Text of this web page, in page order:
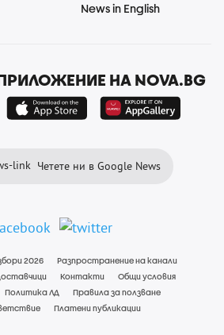
News in English
НА NOVA.BG
Четете ни в Google News
2026
Разпространение на канали
Контакти
Общи условия
Политика ЛД
Правила за ползване
Платени публикации